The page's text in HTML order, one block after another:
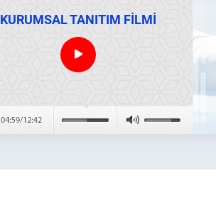
KURUMSAL TANITIM FİLMİ